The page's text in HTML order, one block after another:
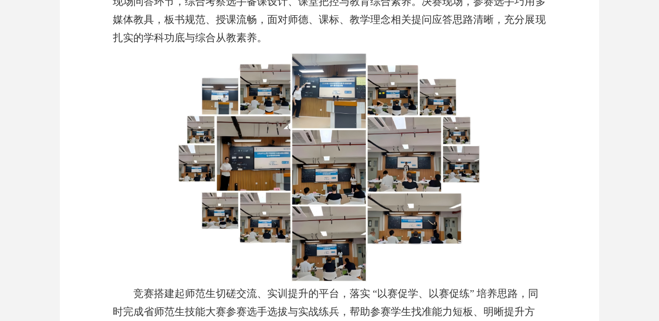
媒体教具，板书规范、授课流畅，面对师德、课标、教学理念相关提问应答思路清晰，充分展现
扎实的学科功底与综合从教素养。
竞赛搭建起师范生切磋交流、实训提升的平台，落实 “以赛促学、以赛促练” 培养思路，同
时完成省师范生技能大赛参赛选手选拔与实战练兵，帮助参赛学生找准能力短板、明晰提升方